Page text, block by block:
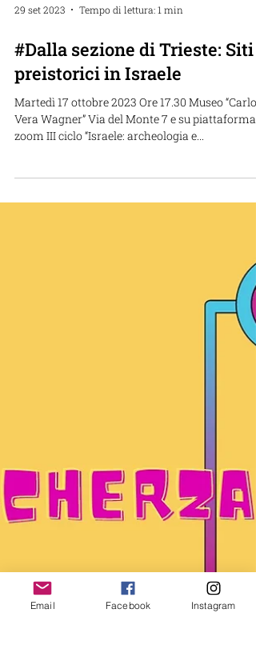
29 set 2023 Tempo di lettura: 1 min
Martedì 17 ottobre 2023 Ore 17.30 Museo “Carlo
Vera Wagner” Via del Monte 7 e su piattaforma
Email Facebook Instagram